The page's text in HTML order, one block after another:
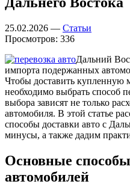
25.02.2026 — Статьи
Просмотров: 336
Дальний
импорта подержанных
Чтобы доставить купленную
необходимо выбрать способ
выбора зависят не только
автомобиля. В этой статье
способы доставки авто с
минусы, а также дадим
Основные
автомобилей